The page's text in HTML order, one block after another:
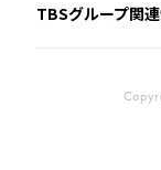
TBSグループ関